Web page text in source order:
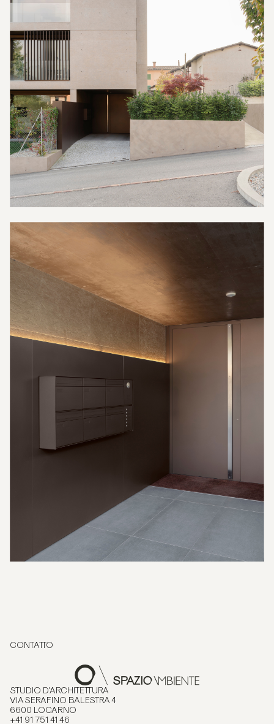
CONTATTO
STUDIO D'ARCHITETTURA
VIA SERAFINO BALESTRA 4
6600 LOCARNO
+41 91 751 41 46